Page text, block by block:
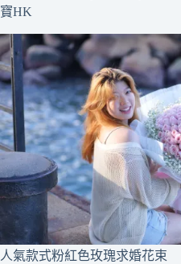
寶HK
人氣款式粉紅色玫瑰求婚花束